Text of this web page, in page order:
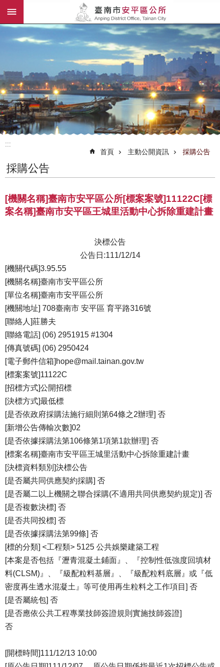
跳到主要內容區塊
:::
首頁 主動公開資訊 採購公告
採購公告
[機關名稱]臺南市安平區公所[標案案號]11122C[標
案名稱]臺南市安平區王城里活動中心拆除重建計畫
決標公告
公告日:111/12/14
[機關代碼]3.95.55
[機關名稱]臺南市安平區公所
[單位名稱]臺南市安平區公所
[機關地址] 708臺南市 安平區 育平路316號
[聯絡人]莊勝夫
[聯絡電話] (06) 2951915 #1304
[傳真號碼] (06) 2950424
[電子郵件信箱]hope@mail.tainan.gov.tw
[標案案號]11122C
[招標方式]公開招標
[決標方式]最低標
[是否依政府採購法施行細則第64條之2辦理] 否
[新增公告傳輸次數]02
[是否依據採購法第106條第1項第1款辦理] 否
[標案名稱]臺南市安平區王城里活動中心拆除重建計畫
[決標資料類別]決標公告
[是否屬共同供應契約採購] 否
[是否屬二以上機關之聯合採購(不適用共同供應契約規定)] 否
[是否複數決標] 否
[是否共同投標] 否
[是否依據採購法第99條] 否
[標的分類] <工程類> 5125 公共娛樂建築工程
[本案是否包括『瀝青混凝土鋪面』、『控制性低強度回填材
料(CLSM)』、『級配粒料基層』、『級配粒料底層』或『低
密度再生透水混凝土』等可使用再生粒料之工作項目] 否
[是否屬統包] 否
[是否應依公共工程專業技師簽證規則實施技師簽證]
否
[開標時間]111/12/13 10:00